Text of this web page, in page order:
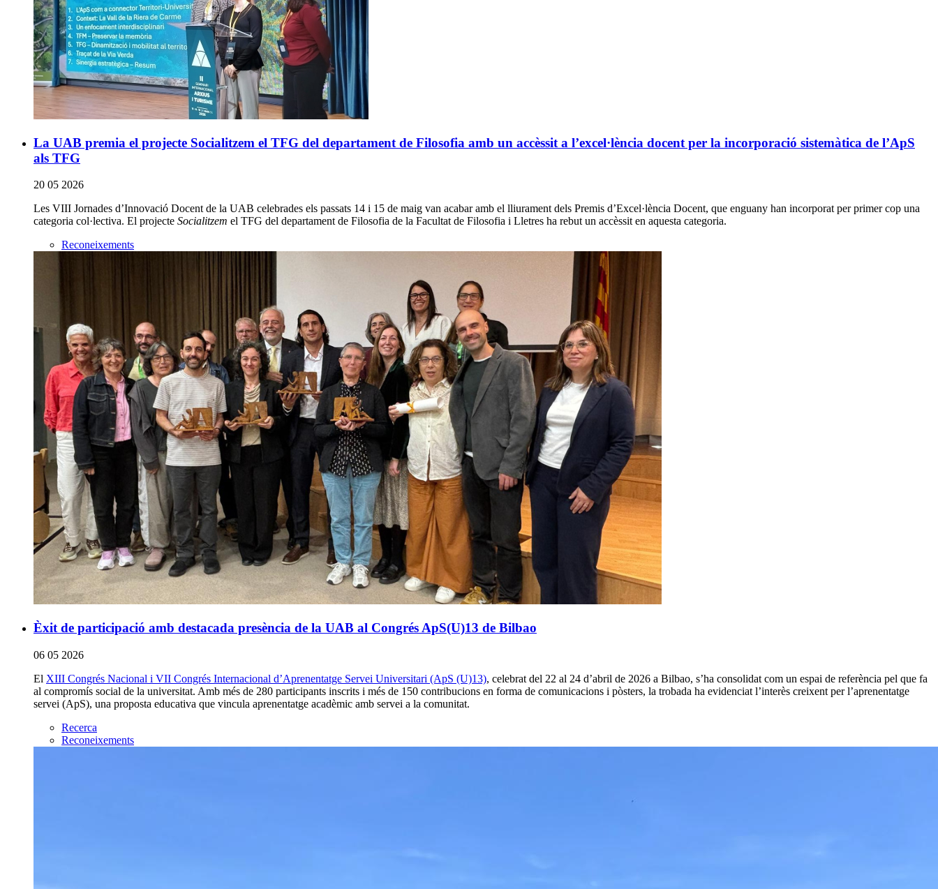
La UAB premia el projecte Socialitzem el TFG del departament de Filosofia amb un accèssit a l’excel·lència docent per la incorporació sistemàtica de l’ApS
als TFG
20 05 2026
Les VIII Jornades d’Innovació Docent de la UAB celebrades els passats 14 i 15 de maig van acabar amb el lliurament dels Premis d’Excel·lència Docent, que enguany han incorporat per primer cop una
categoria col·lectiva. El projecte Socialitzem el TFG del departament de Filosofia de la Facultat de Filosofia i Lletres ha rebut un accèssit en aquesta categoria.
Reconeixements
Èxit de participació amb destacada presència de la UAB al Congrés ApS(U)13 de Bilbao
06 05 2026
El XIII Congrés Nacional i VII Congrés Internacional d’Aprenentatge Servei Universitari (ApS (U)13), celebrat del 22 al 24 d’abril de 2026 a Bilbao, s’ha consolidat com un espai de referència pel que fa
al compromís social de la universitat. Amb més de 280 participants inscrits i més de 150 contribucions en forma de comunicacions i pòsters, la trobada ha evidenciat l’interès creixent per l’aprenentatge
servei (ApS), una proposta educativa que vincula aprenentatge acadèmic amb servei a la comunitat.
Recerca
Reconeixements